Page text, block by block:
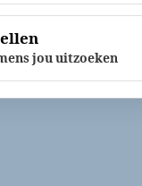
jou uitzoeken